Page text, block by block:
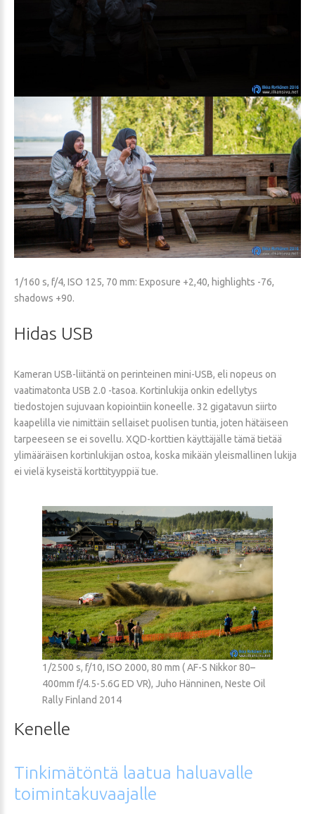
1/160 s, f/4, ISO 125, 70 mm: Exposure +2,40, highlights -76,
shadows +90.
Hidas USB
Kameran USB-liitäntä on perinteinen mini-USB, eli nopeus on
vaatimatonta USB 2.0 -tasoa. Kortinlukija onkin edellytys
tiedostojen sujuvaan kopiointiin koneelle. 32 gigatavun siirto
kaapelilla vie nimittäin sellaiset puolisen tuntia, joten hätäiseen
tarpeeseen se ei sovellu. XQD-korttien käyttäjälle tämä tietää
ylimääräisen kortinlukijan ostoa, koska mikään yleismallinen lukija
ei vielä kyseistä korttityyppiä tue.
1/2500 s, f/10, ISO 2000, 80 mm ( AF-S Nikkor 80–
400mm f/4.5-5.6G ED VR), Juho Hänninen, Neste Oil
Rally Finland 2014
Kenelle
Tinkimätöntä laatua haluavalle
toimintakuvaajalle